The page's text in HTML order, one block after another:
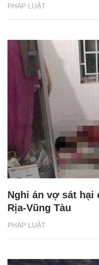
PHÁP LUẬT
PHÁP LUẬT
Nghi án vợ sát hại
Rịa-Vũng Tàu